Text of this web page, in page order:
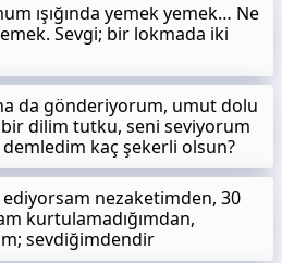
ışığında yemek yemek… Ne
Sevgi; bir lokmada iki
da gönderiyorum, umut dolu
dilim tutku, seni seviyorum
demledim kaç şekerli olsun?
nezaketimden, 30
kurtulamadığımdan,
sevdiğimdendir